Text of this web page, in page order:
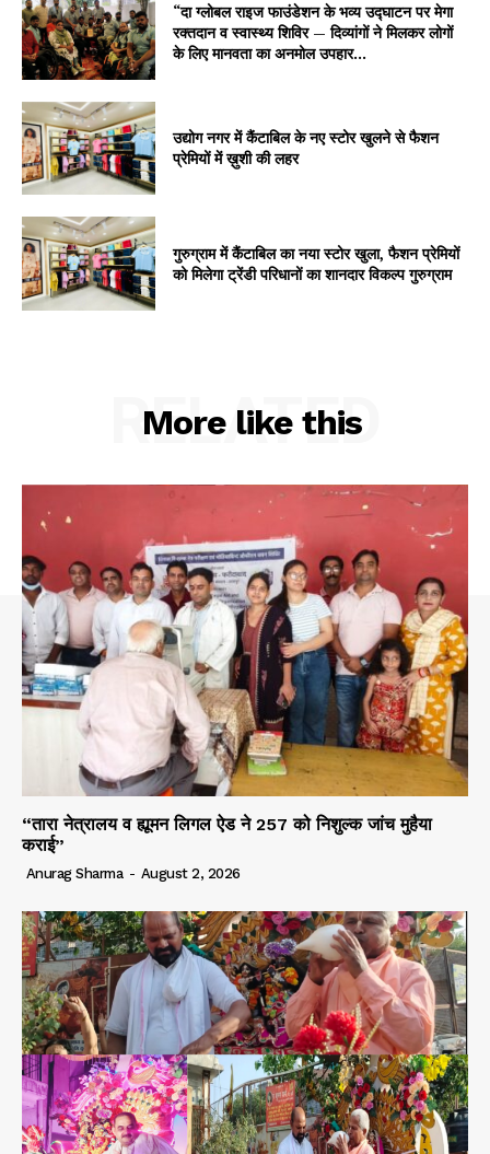
“दा ग्लोबल राइज फाउंडेशन के भव्य उद्घाटन पर मेगा
रक्तदान व स्वास्थ्य शिविर — दिव्यांगों ने मिलकर लोगों
के लिए मानवता का अनमोल उपहार...
उद्योग नगर में कैंटाबिल के नए स्टोर खुलने से फैशन
प्रेमियों में ख़ुशी की लहर
गुरुग्राम में कैंटाबिल का नया स्टोर खुला, फैशन प्रेमियों
को मिलेगा ट्रेंडी परिधानों का शानदार विकल्प गुरुग्राम
More like this
RELATED
“तारा नेत्रालय व ह्यूमन लिगल ऐड ने 257 को निशुल्क जांच मुहैया
कराई”
Anurag Sharma - August 2, 2026